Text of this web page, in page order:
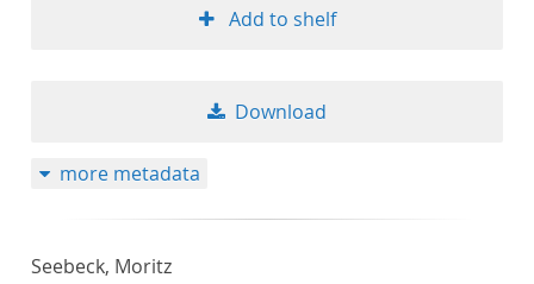
Add to shelf
Download
more metadata
Seebeck, Moritz